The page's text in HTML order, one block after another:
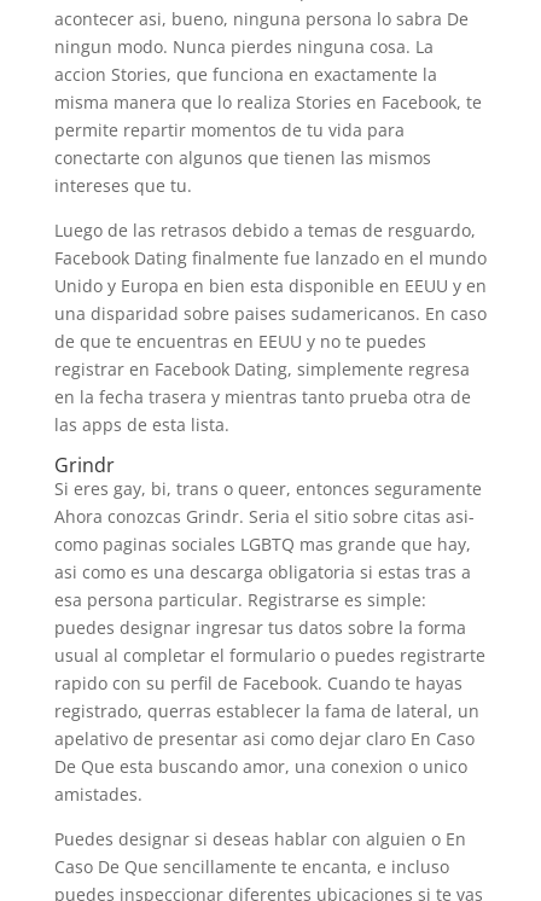
acontecer asi, bueno, ninguna persona lo sabra De
ningun modo. Nunca pierdes ninguna cosa. La
accion Stories, que funciona en exactamente la
misma manera que lo realiza Stories en Facebook, te
permite repartir momentos de tu vida para
conectarte con algunos que tienen las mismos
intereses que tu.
Luego de las retrasos debido a temas de resguardo,
Facebook Dating finalmente fue lanzado en el mundo
Unido y Europa en bien esta disponible en EEUU y en
una disparidad sobre paises sudamericanos. En caso
de que te encuentras en EEUU y no te puedes
registrar en Facebook Dating, simplemente regresa
en la fecha trasera y mientras tanto prueba otra de
las apps de esta lista.
Grindr
Si eres gay, bi, trans o queer, entonces seguramente
Ahora conozcas Grindr. Seri­a el sitio sobre citas asi­
como paginas sociales LGBTQ mas grande que hay,
asi­ como es una descarga obligatoria si estas tras a
esa persona particular. Registrarse es simple:
puedes designar ingresar tus datos sobre la forma
usual al completar el formulario o puedes registrarte
rapido con su perfil de Facebook. Cuando te hayas
registrado, querras establecer la fama de lateral, un
apelativo de presentar asi­ como dejar claro En Caso
De Que esta buscando amor, una conexion o unico
amistades.
Puedes designar si deseas hablar con alguien o En
Caso De Que sencillamente te encanta, e incluso
puedes inspeccionar diferentes ubicaciones si te vas